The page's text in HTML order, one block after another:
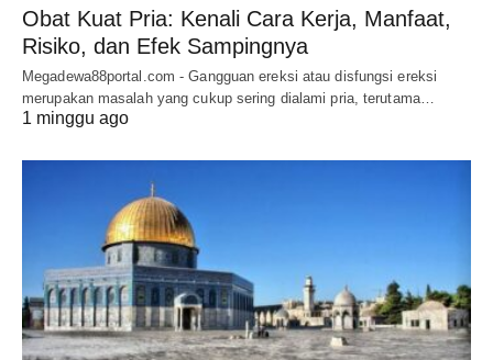
Obat Kuat Pria: Kenali Cara Kerja, Manfaat,
Risiko, dan Efek Sampingnya
Megadewa88portal.com - Gangguan ereksi atau disfungsi ereksi
merupakan masalah yang cukup sering dialami pria, terutama…
1 minggu ago